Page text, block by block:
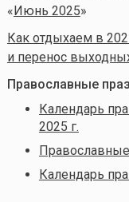
«Июнь 2025»
Как отдыхаем в
и перенос
Православные
Календарь
2025 г.
Календарь